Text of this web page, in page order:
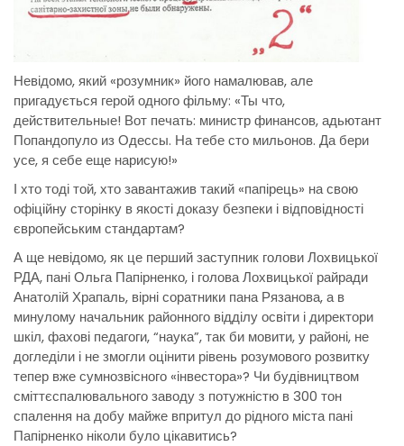
Невідомо, який «розумник» його намалював, але
пригадується герой одного фільму: «Ты что,
действительные! Вот печать: министр финансов, адьютант
Попандопуло из Одессы. На тебе сто мильонов. Да бери
усе, я себе еще нарисую!»
І хто тоді той, хто завантажив такий «папірець» на свою
офіційну сторінку в якості доказу безпеки і відповідності
європейським стандартам?
А ще невідомо, як це перший заступник голови Лохвицької
РДА, пані Ольга Папірненко, і голова Лохвицької райради
Анатолій Храпаль, вірні соратники пана Рязанова, а в
минулому начальник районного відділу освіти і директори
шкіл, фахові педагоги, “наука”, так би мовити, у районі, не
догледіли і не змогли оцінити рівень розумового розвитку
тепер вже сумнозвісного «інвестора»? Чи будівництвом
сміттєспалювального заводу з потужністю в 300 тон
спалення на добу майже впритул до рідного міста пані
Папірненко ніколи було цікавитись?